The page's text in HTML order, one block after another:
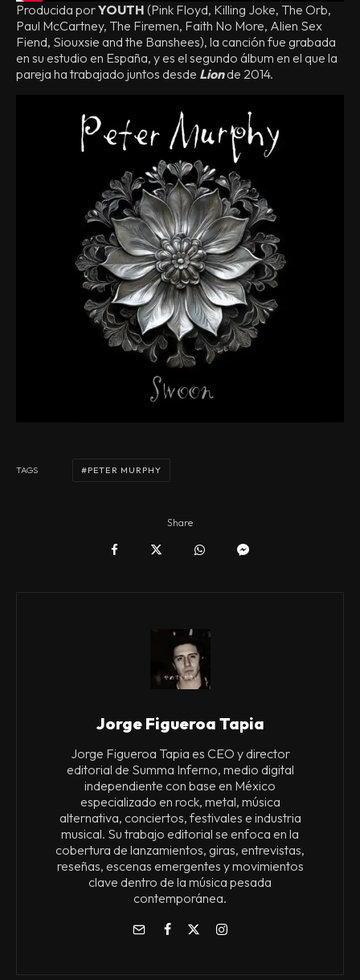
Producida porYOUTH (Pink Floyd, Killing Joke, The Orb,
Paul McCartney, The Firemen, Faith No More, Alien Sex
Fiend, Siouxsie and the Banshees), la canción fue grabada
en su estudio en España, y es el segundo álbum en el que la
pareja ha trabajado juntos desde Lionde 2014.
TAGS PETER MURPHY
Share
Jorge Figueroa Tapia
Jorge Figueroa Tapia es CEO y director
editorial de Summa Inferno, medio digital
independiente con base en México
especializado en rock, metal, música
alternativa, conciertos, festivales e industria
musical. Su trabajo editorial se enfoca en la
cobertura de lanzamientos, giras, entrevistas,
reseñas, escenas emergentes y movimientos
clave dentro de la música pesada
contemporánea.